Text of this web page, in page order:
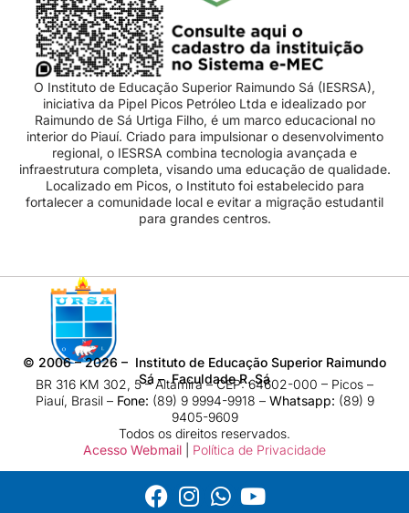
O Instituto de Educação Superior Raimundo Sá (IESRSA),
iniciativa da Pipel Picos Petróleo Ltda e idealizado por
Raimundo de Sá Urtiga Filho, é um marco educacional no
interior do Piauí. Criado para impulsionar o desenvolvimento
regional, o IESRSA combina tecnologia avançada e
infraestrutura completa, visando uma educação de qualidade.
Localizado em Picos, o Instituto foi estabelecido para
fortalecer a comunidade local e evitar a migração estudantil
para grandes centros.
© 2006 – 2026 – Instituto de Educação Superior Raimundo
Sá – Faculdade R. Sá
BR 316 KM 302, 5 – Altamira – CEP: 64602-000 – Picos –
Piauí, Brasil – Fone: (89) 9 9994-9918​ – Whatsapp: (89) 9
9405-9609
Todos os direitos reservados.
Acesso Webmail
Política de Privacidade